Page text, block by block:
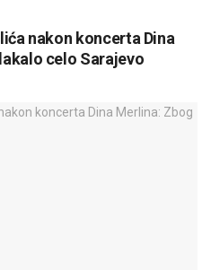
nakon koncerta Dina
celo Sarajevo